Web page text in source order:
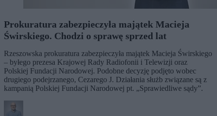
Prokuratura zabezpieczyła majątek Macieja
Świrskiego. Chodzi o sprawę sprzed lat
Rzeszowska prokuratura zabezpieczyła majątek Macieja Świrskiego
– byłego prezesa Krajowej Rady Radiofonii i Telewizji oraz
Polskiej Fundacji Narodowej. Podobne decyzję podjęto wobec
drugiego podejrzanego, Cezarego J. Działania służb związane są z
kampanią Polskiej Fundacji Narodowej pt. „Sprawiedliwe sądy”.